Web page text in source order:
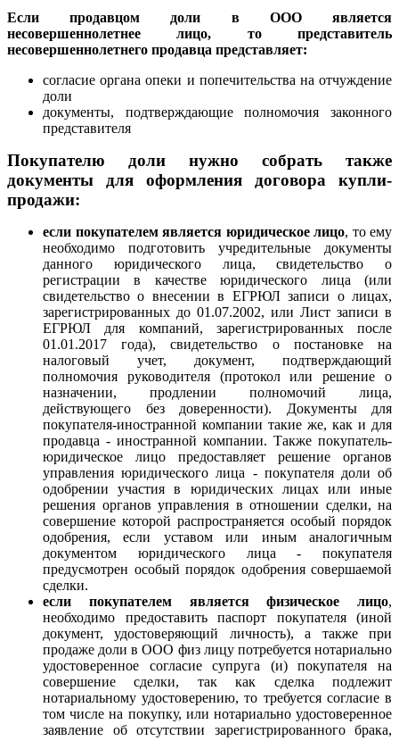
Если продавцом доли в ООО является
несовершеннолетнее лицо, то представитель
несовершеннолетнего продавца представляет:
согласие органа опеки и попечительства на отчуждение
доли
документы, подтверждающие полномочия законного
представителя
Покупателю доли нужно собрать также
документы для оформления договора купли-
продажи:
если покупателем является юридическое лицо, то ему
необходимо подготовить учредительные документы
данного юридического лица, свидетельство о
регистрации в качестве юридического лица (или
свидетельство о внесении в ЕГРЮЛ записи о лицах,
зарегистрированных до 01.07.2002, или Лист записи в
ЕГРЮЛ для компаний, зарегистрированных после
01.01.2017 года), свидетельство о постановке на
налоговый учет, документ, подтверждающий
полномочия руководителя (протокол или решение о
назначении, продлении полномочий лица,
действующего без доверенности). Документы для
покупателя-иностранной компании такие же, как и для
продавца - иностранной компании. Также покупатель-
юридическое лицо предоставляет решение органов
управления юридического лица - покупателя доли об
одобрении участия в юридических лицах или иные
решения органов управления в отношении сделки, на
совершение которой распространяется особый порядок
одобрения, если уставом или иным аналогичным
документом юридического лица - покупателя
предусмотрен особый порядок одобрения совершаемой
сделки.
если покупателем является физическое лицо,
необходимо предоставить паспорт покупателя (иной
документ, удостоверяющий личность), а также при
продаже доли в ООО физ лицу потребуется нотариально
удостоверенное согласие супруга (и) покупателя на
совершение сделки, так как сделка подлежит
нотариальному удостоверению, то требуется согласие в
том числе на покупку, или нотариально удостоверенное
заявление об отсутствии зарегистрированного брака,